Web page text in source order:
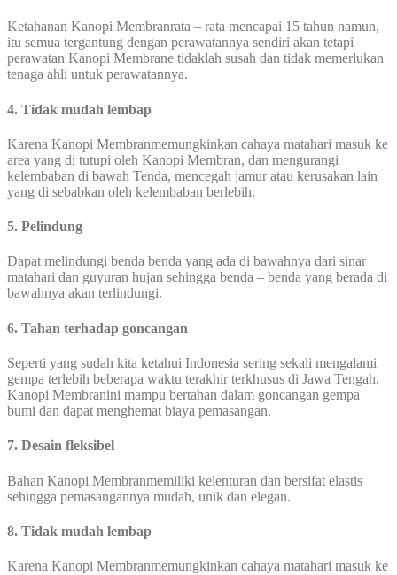
Ketahanan Kanopi Membranrata – rata mencapai 15 tahun namun,
itu semua tergantung dengan perawatannya sendiri akan tetapi
perawatan Kanopi Membrane tidaklah susah dan tidak memerlukan
tenaga ahli untuk perawatannya.
4. Tidak mudah lembap
Karena Kanopi Membranmemungkinkan cahaya matahari masuk ke
area yang di tutupi oleh Kanopi Membran, dan mengurangi
kelembaban di bawah Tenda, mencegah jamur atau kerusakan lain
yang di sebabkan oleh kelembaban berlebih.
5. Pelindung
Dapat melindungi benda benda yang ada di bawahnya dari sinar
matahari dan guyuran hujan sehingga benda – benda yang berada di
bawahnya akan terlindungi.
6. Tahan terhadap goncangan
Seperti yang sudah kita ketahui Indonesia sering sekali mengalami
gempa terlebih beberapa waktu terakhir terkhusus di Jawa Tengah,
Kanopi Membranini mampu bertahan dalam goncangan gempa
bumi dan dapat menghemat biaya pemasangan.
7. Desain fleksibel
Bahan Kanopi Membranmemiliki kelenturan dan bersifat elastis
sehingga pemasangannya mudah, unik dan elegan.
8. Tidak mudah lembap
Karena Kanopi Membranmemungkinkan cahaya matahari masuk ke